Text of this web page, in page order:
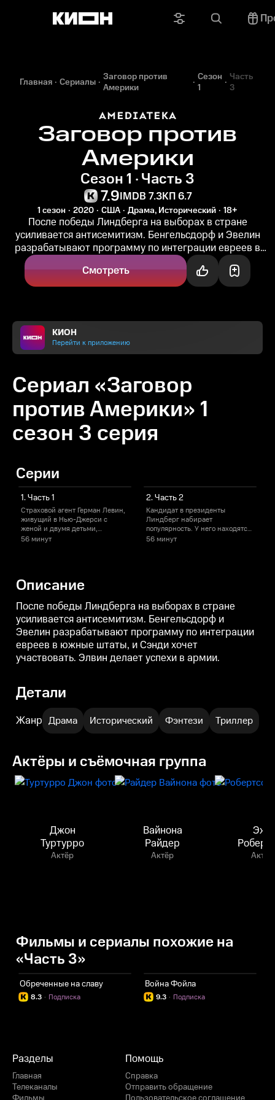
Главная Сериалы Заговор против
Америки
Сезон
1
Часть
3
Заговор против
Америки
Сезон 1 · Часть 3
7.9IMDB 7.3КП 6.7
1 сезон 2020 США Драма, Исторический 18+
После победы Линдберга на выборах в стране
усиливается антисемитизм. Бенгельсдорф и Эвелин
разрабатывают программу по интеграции евреев в
южные штаты, и Сэнди хочет...
Смотреть
КИОН
Перейти к приложению
Сериал «Заговор
против Америки» 1
сезон 3 серия
Серии
1. Часть 1
Страховой агент Герман Левин,
живущий в Нью-Джерси с
женой и двумя детьми,
подумывает о том, чтобы
очарована местным раввином,
который пользуется большим
авторитетом.
56 минут
2. Часть 2
Кандидат в президенты
Линдберг набирает
популярность. У него находятся
поклонники и в семействе
56 минут
Описание
После победы Линдберга на выборах в стране
усиливается антисемитизм. Бенгельсдорф и
Эвелин разрабатывают программу по интеграции
евреев в южные штаты, и Сэнди хочет
участвовать. Элвин делает успехи в армии.
Детали
Жанр Драма Исторический Фэнтези Триллер
Актёры и съёмочная группа
Джон
Туртурро
Актёр
Вайнона
Райдер
Актёр
Эжи
Актёр
Фильмы и сериалы похожие на
«Часть 3»
Обреченные на славу
8.3 Подписка
·
Война Фойла
9.3 Подписка
·
Разделы
Главная
Телеканалы
Помощь
Справка
Отправить обращение